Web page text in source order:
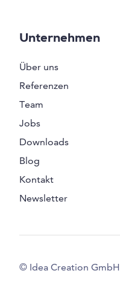
Unternehmen
Über uns
Referenzen
Team
Jobs
Downloads
Blog
Kontakt
Newsletter
© Idea Creation GmbH